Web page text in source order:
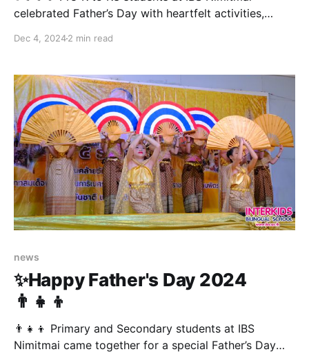
celebrated Father’s Day with heartfelt activities,
day was filled with love and joy through bond-
little ones closer than ever. 💞💙 🥰🎁 Children ended
the celebration by presenting handmade gifts to
Dec 4, 20242 min read
news
✨Happy Father's Day 2024
👨‍👧‍👦
👨‍👧‍👦 Primary and Secondary students at IBS
Nimitmai came together for a special Father’s Day